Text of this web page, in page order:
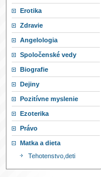
Erotika
Zdravie
Angelologia
Spoločenské vedy
Biografie
Dejiny
Pozitívne myslenie
Ezoterika
Právo
Matka a dieta
Tehotenstvo,deti